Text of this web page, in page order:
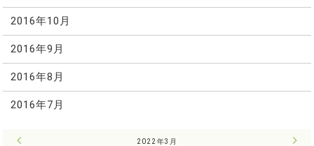
2016年10月
2016年9月
2016年8月
2016年7月
2022年3月 4月